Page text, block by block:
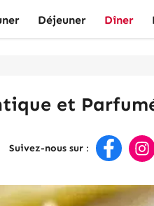
Déjeuner Dîner
et
Suivez-nous sur :